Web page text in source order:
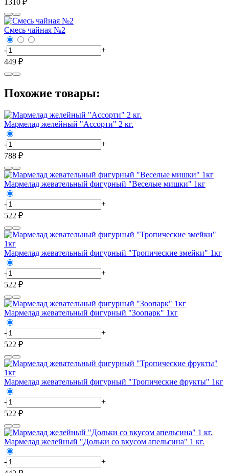
1310 ₽
Смесь чайная №2
-
+
449 ₽
Похожие товары:
Мармелад желейный "Ассорти" 2 кг.
-
+
788 ₽
Мармелад жевательный фигурный "Веселые мишки" 1кг
-
+
522 ₽
Мармелад жевательный фигурный "Тропические змейки" 1кг
-
+
522 ₽
Мармелад жевательный фигурный "Зоопарк" 1кг
-
+
522 ₽
Мармелад жевательный фигурный "Тропические фрукты" 1кг
-
+
522 ₽
Мармелад желейный "Дольки со вкусом апельсина" 1 кг.
-
+